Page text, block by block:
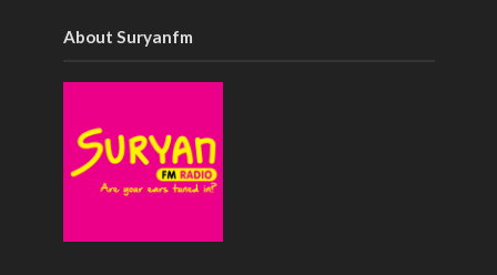
About Suryanfm